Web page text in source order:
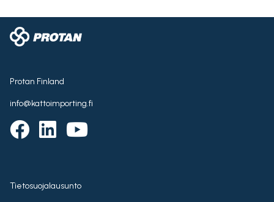
Protan Finland
info@kattoimporting.fi
Tietosuojalausunto